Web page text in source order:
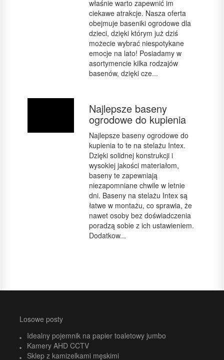
właśnie warto zapewnić im
ciekawe atrakcje. Nasza oferta
obejmuje baseniki ogrodowe dla
dzieci, dzięki którym już dziś
możecie wybrać niespotykane
emocje na lato! Posiadamy w
asortymencie kilka rodzajów
basenów, dzięki cze...
Najlepsze baseny
ogrodowe do kupienia
Najlepsze baseny ogrodowe do
kupienia to te na stelażu Intex.
Dzięki solidnej konstrukcji i
wysokiej jakości materiałom,
baseny te zapewniają
niezapomniane chwile w letnie
dni. Baseny na stelażu Intex są
łatwe w montażu, co sprawia, że
nawet osoby bez doświadczenia
poradzą sobie z ich ustawieniem.
Dodatkow...
Losowe posty
Idealny pojemnik na papier toaletowy jumbo
Kamery AHD CCTV
Sklep z kamizelkami męskimi